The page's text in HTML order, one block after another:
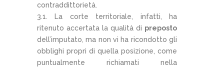
contraddittorietà.
3.1. La corte territoriale, infatti, ha
ritenuto accertata la qualità di preposto
dell’imputato, ma non vi ha ricondotto gli
obblighi propri di quella posizione, come
puntualmente richiamati nella